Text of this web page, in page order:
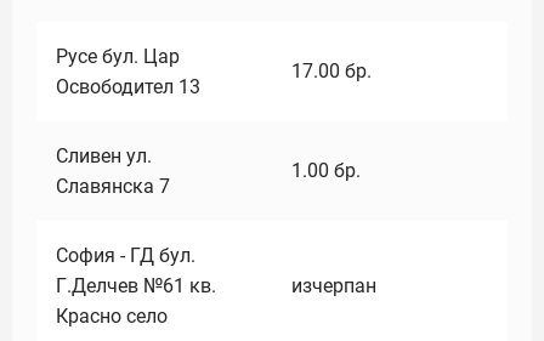
Русе бул. Цар
Освободител 13
17.00 бр.
Сливен ул.
Славянска 7
1.00 бр.
София - ГД бул.
Г.Делчев №61 кв.
Красно село
изчерпан